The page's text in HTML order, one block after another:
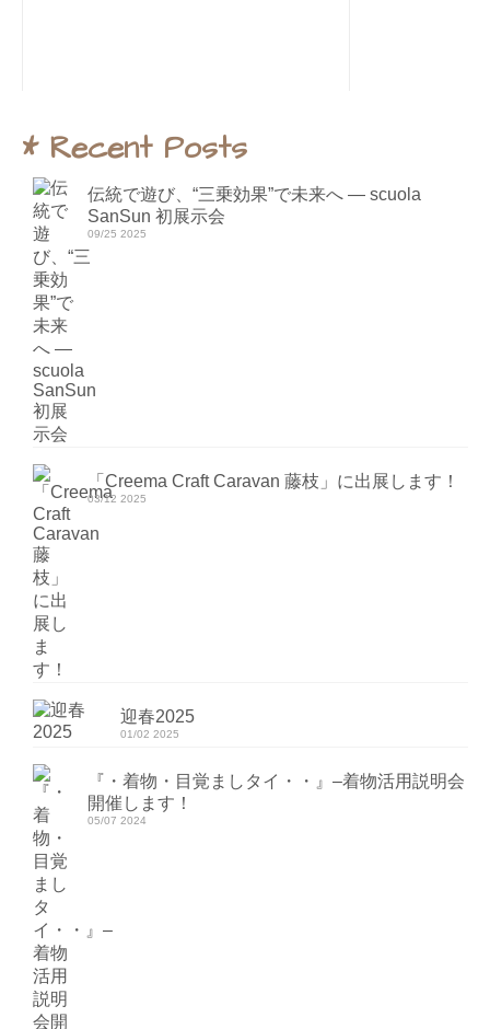
* Recent Posts
伝統で遊び、“三乗効果”で未来へ ― scuola
SanSun 初展示会
09/25 2025
「Creema Craft Caravan 藤枝」に出展します！
03/12 2025
迎春2025
01/02 2025
『・着物・目覚ましタイ・・』–着物活用説明会
開催します！
05/07 2024